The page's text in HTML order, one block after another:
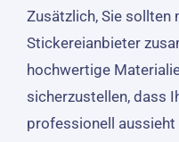
Zusätzlich, Sie sollten
Stickereianbieter
hochwertige
sicherzustellen, dass
professionell aussieht